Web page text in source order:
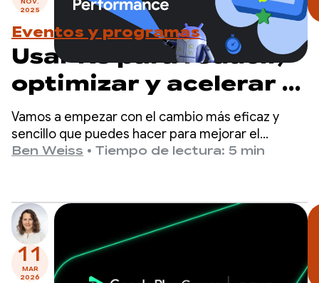
2025
Eventos y programas
Usar R8 para reducir,
optimizar y acelerar el
desarrollo de tu
aplicación
Vamos a empezar con el cambio más eficaz y
sencillo que puedes hacer para mejorar el
rendimiento de tu aplicación: habilitar el
Ben Weiss • Tiempo de lectura: 5 min
11
MAR
2026